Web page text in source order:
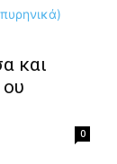
και
ου
0